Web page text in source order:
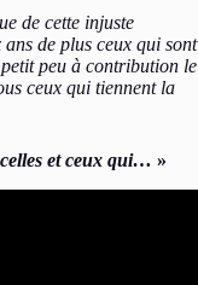
de cette injuste
de plus ceux qui sont
peu à contribution le
ceux qui tiennent la
et ceux qui… »